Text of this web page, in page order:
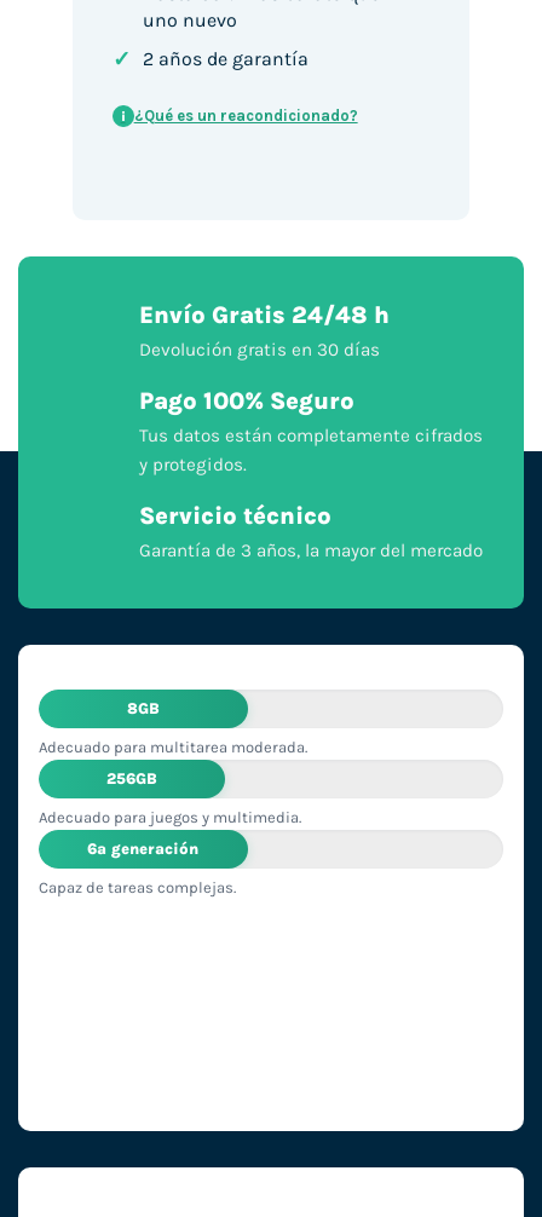
uno nuevo
✓ 2 años de garantía
i ¿Qué es un reacondicionado?
Envío Gratis 24/48 h
Devolución gratis en 30 días
Pago 100% Seguro
Tus datos están completamente cifrados
y protegidos.
Servicio técnico
Garantía de 3 años, la mayor del mercado
8GB
Adecuado para multitarea moderada.
256GB
Adecuado para juegos y multimedia.
6ª generación
Capaz de tareas complejas.